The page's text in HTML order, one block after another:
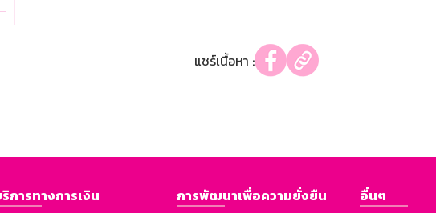
แชร์เนื้อหา :
การทางการเงิน
การพัฒนาเพื่อความยั่งยืน
อื่นๆ